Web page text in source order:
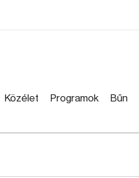
Közélet Programok Bűn